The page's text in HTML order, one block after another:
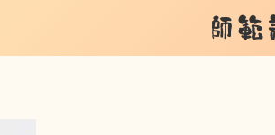
師範